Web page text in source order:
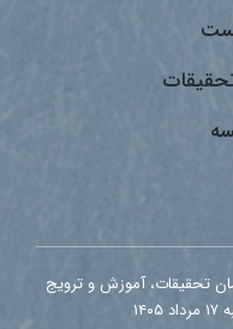
تحقیقات، آموزش و ترویج